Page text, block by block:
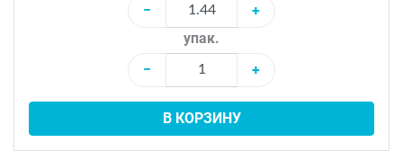
−
+
упак.
−
+
В КОРЗИНУ